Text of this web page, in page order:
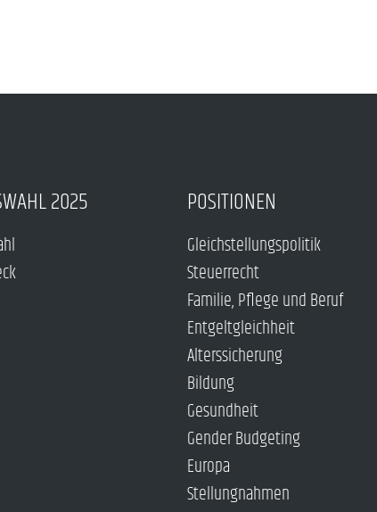
2025 POSITIONEN
Gleichstellungspolitik
Steuerrecht
Familie, Pflege und Beruf
Entgeltgleichheit
Alterssicherung
Bildung
Gesundheit
Gender Budgeting
Europa
Stellungnahmen